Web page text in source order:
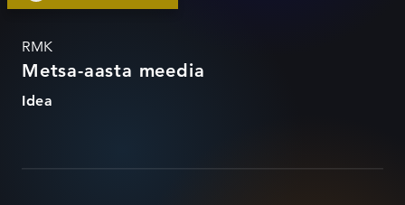
RMK
Metsa-aasta meedia
Idea